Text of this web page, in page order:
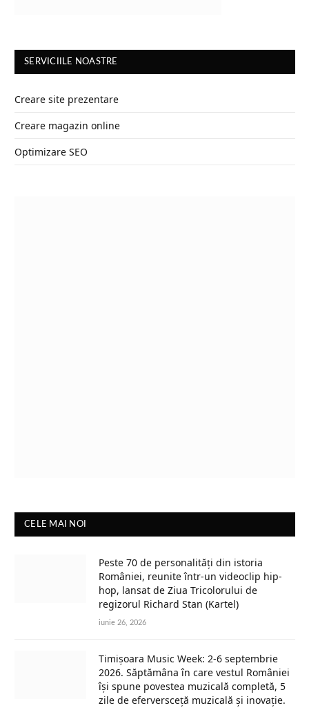
SERVICIILE NOASTRE
Creare site prezentare
Creare magazin online
Optimizare SEO
CELE MAI NOI
Peste 70 de personalități din istoria
României, reunite într-un videoclip hip-
hop, lansat de Ziua Tricolorului de
regizorul Richard Stan (Kartel)
iunie 26, 2026
Timișoara Music Week: 2-6 septembrie
2026. Săptămâna în care vestul României
își spune povestea muzicală completă, 5
zile de eferversceță muzicală și inovație.